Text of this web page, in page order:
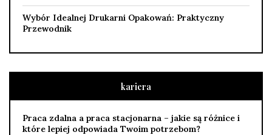
Wybór Idealnej Drukarni Opakowań: Praktyczny
Przewodnik
kariera
Praca zdalna a praca stacjonarna – jakie są różnice i
które lepiej odpowiada Twoim potrzebom?